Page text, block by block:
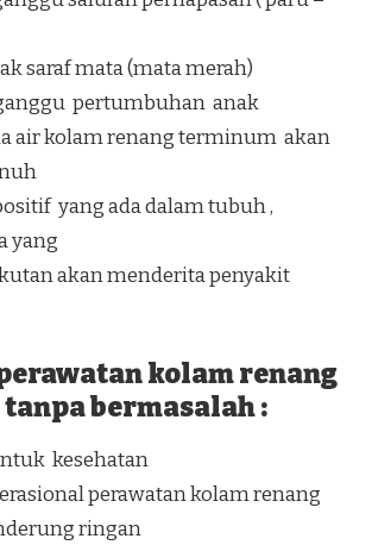
saraf mata (mata merah)
pertumbuhan anak
air kolam renang terminum akan
yang ada dalam tubuh ,
yang
akan menderita penyakit
kolam renang
bermasalah :
kesehatan
perawatan kolam renang
ringan